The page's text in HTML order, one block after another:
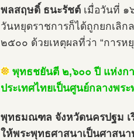
พลสฤษดิ์ ธนะรัชต์ เมื่อวันที่ ๑
วันหยุดราชการก็ได้ถูกยกเลิก
๒๕๐๐ ด้วยเหตุผลที่ว่า “การห
พุทธชยันตี ๒,๖๐๐ ปี แห่งก
ประเทศไทยเป็นศูนย์กลางพร
พุทธมณฑล จังหวัดนครปฐม เ
ให้พระพุทธศาสนาเป็นศาสน